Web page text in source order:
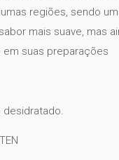
regiões, sendo
mais suave, mas
suas preparações
desidratado.